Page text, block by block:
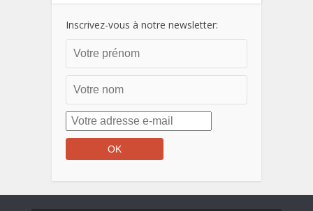
Inscrivez-vous à notre newsletter: